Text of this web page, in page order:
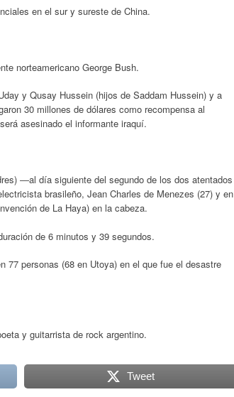
en el sur y sureste de China.
norteamericano George Bush.
y Qusay Hussein (hijos de Saddam Hussein) y a
30 millones de dólares como recompensa al
asesinado el informante iraquí.
―al día siguiente del segundo de los dos atentados
brasileño, Jean Charles de Menezes (27) y en
de La Haya) en la cabeza.
de 6 minutos y 39 segundos.
77 personas (68 en Utoya) en el que fue el desastre
y guitarrista de rock argentino.
Tweet